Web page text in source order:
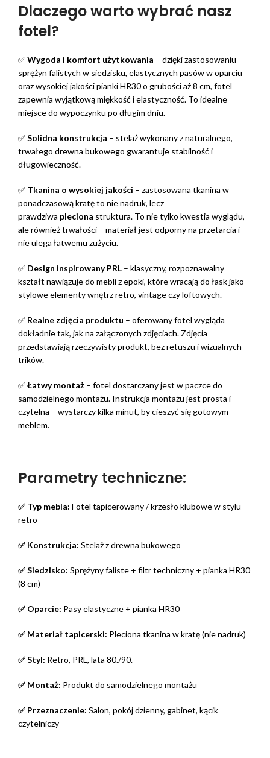
Dlaczego warto wybrać nasz
fotel?
✅Wygoda i komfort użytkowania – dzięki zastosowaniu
sprężyn falistych w siedzisku, elastycznych pasów w oparciu
oraz wysokiej jakości pianki HR30 o grubości aż 8 cm, fotel
zapewnia wyjątkową miękkość i elastyczność. To idealne
miejsce do wypoczynku po długim dniu.
✅Solidna konstrukcja – stelaż wykonany z naturalnego,
trwałego drewna bukowego gwarantuje stabilność i
długowieczność.
✅ Tkanina o wysokiej jakości – zastosowana tkanina w
ponadczasową kratę to nie nadruk, lecz
prawdziwa pleciona struktura. To nie tylko kwestia wyglądu,
ale również trwałości – materiał jest odporny na przetarcia i
nie ulega łatwemu zużyciu.
✅ Design inspirowany PRL – klasyczny, rozpoznawalny
kształt nawiązuje do mebli z epoki, które wracają do łask jako
stylowe elementy wnętrz retro, vintage czy loftowych.
✅ Realne zdjęcia produktu – oferowany fotel wygląda
dokładnie tak, jak na załączonych zdjęciach. Zdjęcia
przedstawiają rzeczywisty produkt, bez retuszu i wizualnych
trików.
✅Łatwy montaż – fotel dostarczany jest w paczce do
samodzielnego montażu. Instrukcja montażu jest prosta i
czytelna – wystarczy kilka minut, by cieszyć się gotowym
meblem.
Parametry techniczne:
✅ Typ mebla: Fotel tapicerowany / krzesło klubowe w stylu
retro
✅ Konstrukcja: Stelaż z drewna bukowego
✅ Siedzisko: Sprężyny faliste + filtr techniczny + pianka HR30
(8 cm)
✅ Oparcie: Pasy elastyczne + pianka HR30
✅ Materiał tapicerski: Pleciona tkanina w kratę (nie nadruk)
✅ Styl: Retro, PRL, lata 80./90.
✅ Montaż: Produkt do samodzielnego montażu
✅ Przeznaczenie: Salon, pokój dzienny, gabinet, kącik
czytelniczy